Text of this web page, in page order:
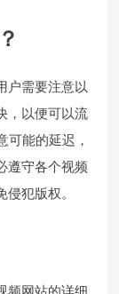
户需要注意以
，以便可以流
可能的延迟，
遵守各个视频
犯版权。